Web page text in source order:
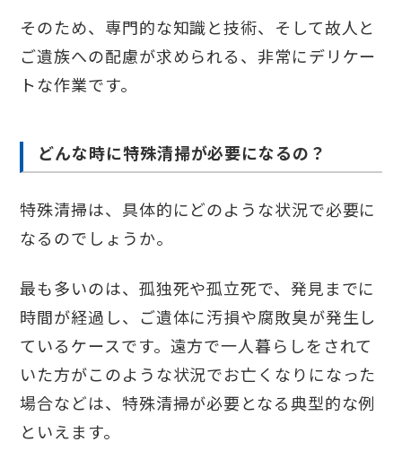
そのため、専門的な知識と技術、そして故人と
ご遺族への配慮が求められる、非常にデリケー
トな作業です。
どんな時に特殊清掃が必要になるの？
特殊清掃は、具体的にどのような状況で必要に
なるのでしょうか。
最も多いのは、孤独死や孤立死で、発見までに
時間が経過し、ご遺体に汚損や腐敗臭が発生し
ているケースです。遠方で一人暮らしをされて
いた方がこのような状況でお亡くなりになった
場合などは、特殊清掃が必要となる典型的な例
といえます。